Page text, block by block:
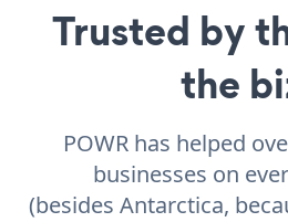
Trusted by
the
POWR has helped
businesses on
(besides Antarctica,